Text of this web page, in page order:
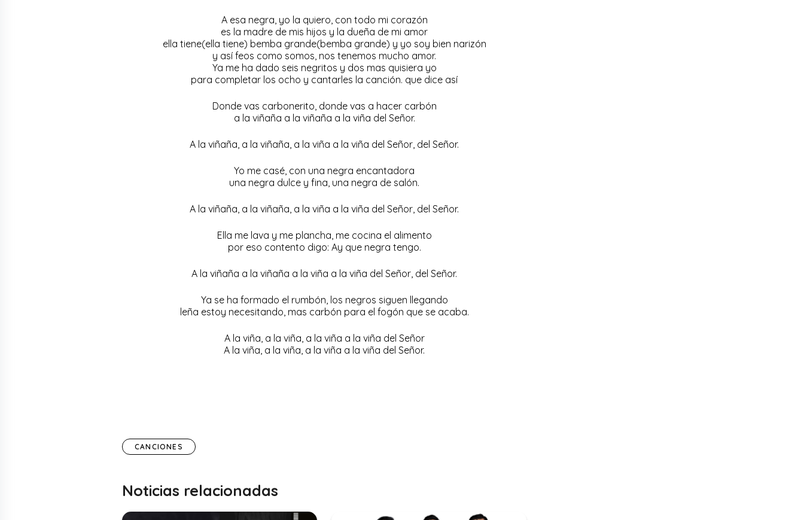
A esa negra, yo la quiero, con todo mi corazón
es la madre de mis hijos y la dueña de mi amor
ella tiene(ella tiene) bemba grande(bemba grande) y yo soy bien narizón
y así feos como somos, nos tenemos mucho amor.
Ya me ha dado seis negritos y dos mas quisiera yo
para completar los ocho y cantarles la canción. que dice así
Donde vas carbonerito, donde vas a hacer carbón
a la viñaña a la viñaña a la viña del Señor.
A la viñaña, a la viñaña, a la viña a la viña del Señor, del Señor.
Yo me casé, con una negra encantadora
una negra dulce y fina, una negra de salón.
A la viñaña, a la viñaña, a la viña a la viña del Señor, del Señor.
Ella me lava y me plancha, me cocina el alimento
por eso contento digo: Ay que negra tengo.
A la viñaña a la viñaña a la viña a la viña del Señor, del Señor.
Ya se ha formado el rumbón, los negros siguen llegando
leña estoy necesitando, mas carbón para el fogón que se acaba.
A la viña, a la viña, a la viña a la viña del Señor
A la viña, a la viña, a la viña a la viña del Señor.
CANCIONES
Noticias relacionadas